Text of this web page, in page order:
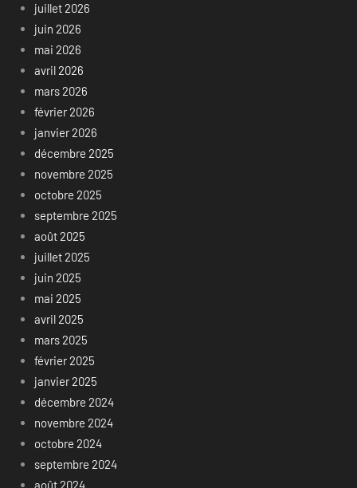
juillet 2026
juin 2026
mai 2026
avril 2026
mars 2026
février 2026
janvier 2026
décembre 2025
novembre 2025
octobre 2025
septembre 2025
août 2025
juillet 2025
juin 2025
mai 2025
avril 2025
mars 2025
février 2025
janvier 2025
décembre 2024
novembre 2024
octobre 2024
septembre 2024
août 2024